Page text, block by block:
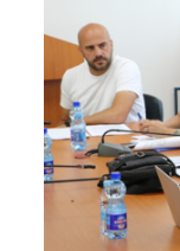
2024. GODINA
2023. GODINA
2022. GODINA
2021. GODINA